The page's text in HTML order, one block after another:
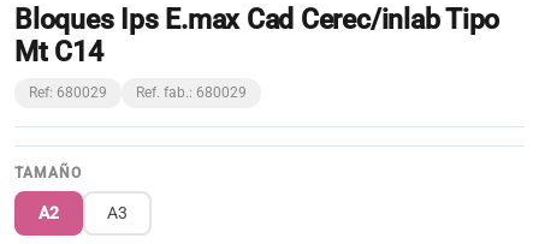
Bloques Ips E.max Cad Cerec/inlab Tipo
Mt C14
Ref: 680029 Ref. fab.: 680029
TAMAÑO
A2 A3